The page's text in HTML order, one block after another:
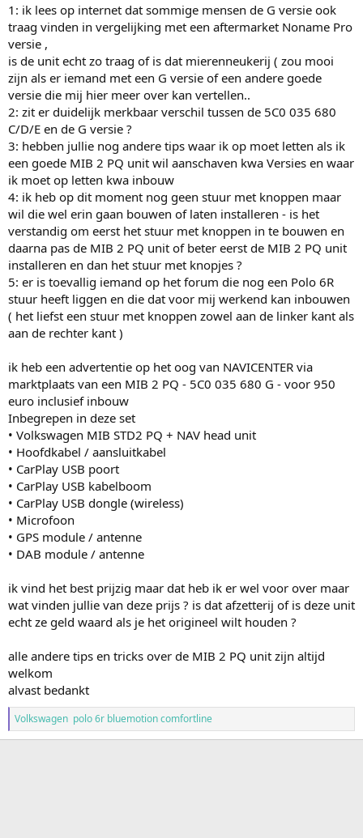
1: ik lees op internet dat sommige mensen de G versie ook
traag vinden in vergelijking met een aftermarket Noname Pro
versie ,
is de unit echt zo traag of is dat mierenneukerij ( zou mooi
zijn als er iemand met een G versie of een andere goede
versie die mij hier meer over kan vertellen..
2: zit er duidelijk merkbaar verschil tussen de 5C0 035 680
C/D/E en de G versie ?
3: hebben jullie nog andere tips waar ik op moet letten als ik
een goede MIB 2 PQ unit wil aanschaven kwa Versies en waar
ik moet op letten kwa inbouw
4: ik heb op dit moment nog geen stuur met knoppen maar
wil die wel erin gaan bouwen of laten installeren - is het
verstandig om eerst het stuur met knoppen in te bouwen en
daarna pas de MIB 2 PQ unit of beter eerst de MIB 2 PQ unit
installeren en dan het stuur met knopjes ?
5: er is toevallig iemand op het forum die nog een Polo 6R
stuur heeft liggen en die dat voor mij werkend kan inbouwen
( het liefst een stuur met knoppen zowel aan de linker kant als
aan de rechter kant )
ik heb een advertentie op het oog van NAVICENTER via
marktplaats van een MIB 2 PQ - 5C0 035 680 G - voor 950
euro inclusief inbouw
Inbegrepen in deze set
• Volkswagen MIB STD2 PQ + NAV head unit
• Hoofdkabel / aansluitkabel
• CarPlay USB poort
• CarPlay USB kabelboom
• CarPlay USB dongle (wireless)
• Microfoon
• GPS module / antenne
• DAB module / antenne
ik vind het best prijzig maar dat heb ik er wel voor over maar
wat vinden jullie van deze prijs ? is dat afzetterij of is deze unit
echt ze geld waard als je het origineel wilt houden ?
alle andere tips en tricks over de MIB 2 PQ unit zijn altijd
welkom
alvast bedankt
Volkswagen polo 6r bluemotion comfortline